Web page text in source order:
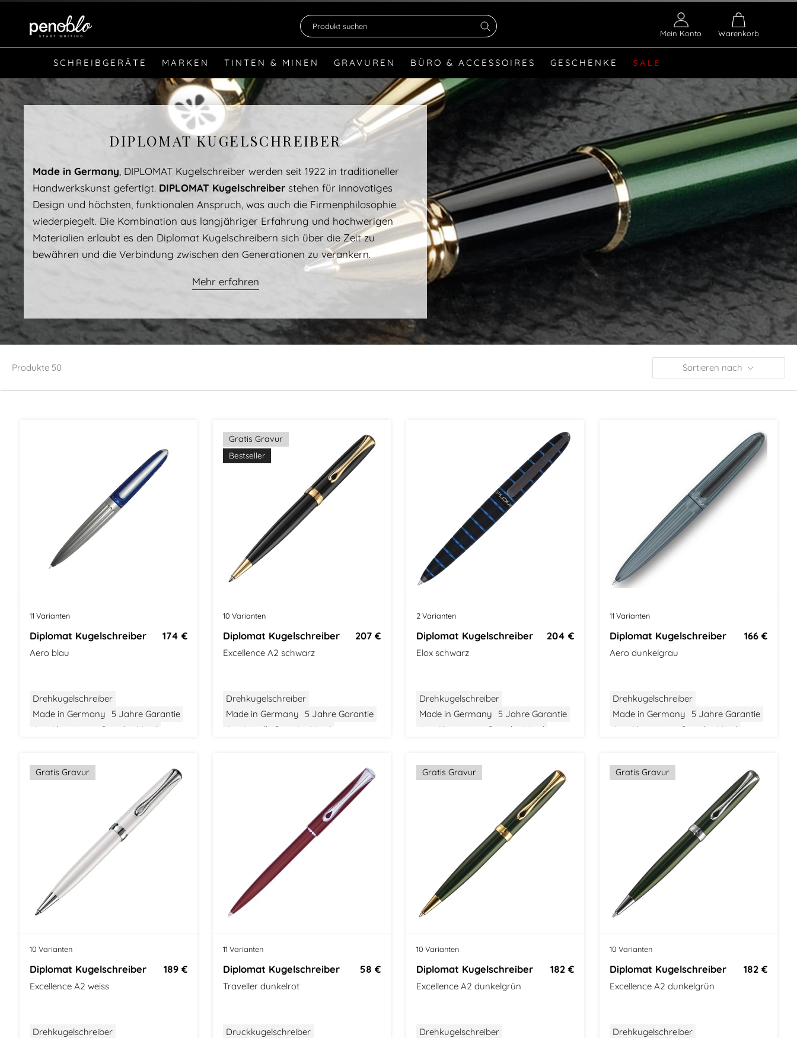
SCHREIBGERÄTE MARKEN TINTEN & MINEN GRAVUREN BÜRO & ACCESSOIRES GESCHENKE SALE
Produkt suchen
Mein Konto Warenkorb
DIPLOMAT KUGELSCHREIBER
Made in Germany , DIPLOMAT Kugelschreiber werden seit 1922 in traditioneller
Handwerkskunst gefertigt. DIPLOMAT Kugelschreiber stehen für innovatiges
Design und höchsten, funktionalen Anspruch, was auch die Firmenphilosophie
wiederpiegelt. Die Kombination aus langjähriger Erfahrung und hochwerigen
Materialien erlaubt es den Diplomat Kugelschreibern sich über die Zeit zu
bewähren und die Verbindung zwischen den Generationen zu verankern.
Mehr erfahren
Sortieren nach
Produkte 50
11 Varianten
Diplomat Kugelschreiber 174 €
Aero blau
Drehkugelschreiber
Made in Germany
5 Jahre Garantie
Aus Aluminium
Gewicht: Mittel
Gratis Gravur
Bestseller
10 Varianten
Diplomat Kugelschreiber 207 €
Excellence A2 schwarz
Drehkugelschreiber
Made in Germany
5 Jahre Garantie
Aus Metall
Gewicht: Mittel
2 Varianten
Diplomat Kugelschreiber 204 €
Elox schwarz
Drehkugelschreiber
Made in Germany
5 Jahre Garantie
Aus Aluminium
Gewicht: Mittel
11 Varianten
Diplomat Kugelschreiber 166 €
Aero dunkelgrau
Drehkugelschreiber
Made in Germany
5 Jahre Garantie
Aus Aluminium
Gewicht: Mittel
Gratis Gravur
10 Varianten
Diplomat Kugelschreiber 189 €
Excellence A2 weiss
Drehkugelschreiber
11 Varianten
Diplomat Kugelschreiber 58 €
Traveller dunkelrot
Druckkugelschreiber
Gratis Gravur
10 Varianten
Diplomat Kugelschreiber 182 €
Excellence A2 dunkelgrün
Drehkugelschreiber
Gratis Gravur
10 Varianten
Diplomat Kugelschreiber 182 €
Excellence A2 dunkelgrün
Drehkugelschreiber